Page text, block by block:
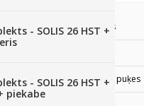
- SOLIS 26 HST +
- SOLIS 26 HST +
piekabe
Oranžs
paciņā
Viengadīgās puķes